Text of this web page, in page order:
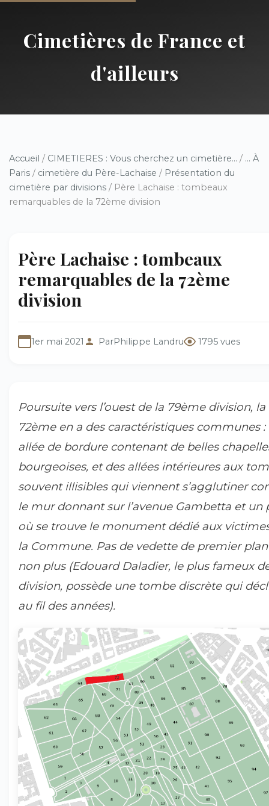
Cimetières de France et
d'ailleurs
Accueil / CIMETIERES : Vous cherchez un cimetière... / ... À
Paris / cimetière du Père-Lachaise / Présentation du
cimetière par divisions / Père Lachaise : tombeaux
remarquables de la 72ème division
Père Lachaise : tombeaux
remarquables de la 72ème
division
1er mai 2021 ParPhilippe Landru 1795 vues
Poursuite vers l’ouest de la 79ème division, la
72ème en a des caractéristiques communes :
allée de bordure contenant de belles
bourgeoises, et des allées intérieures aux
souvent illisibles qui viennent s’agglutiner
le mur donnant sur l’avenue Gambetta et un
où se trouve le monument dédié aux
la Commune. Pas de vedette de premier
non plus (Edouard Daladier, le plus fameux
division, possède une tombe discrète qui
au fil des années).